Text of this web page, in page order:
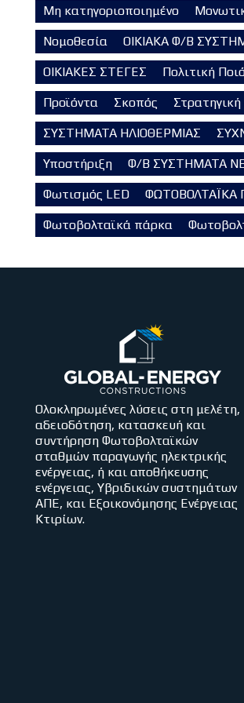
Μη κατηγοριοποιημένο
Νομοθεσία ΟΙΚΙΑΚΑ Φ/Β
ΟΙΚΙΑΚΕΣ ΣΤΕΓΕΣ Πολιτική
Προϊόντα Σκοπός
ΣΥΣΤΗΜΑΤΑ ΗΛΙΟΘΕΡΜΙΑΣ
Υποστήριξη Φ/Β ΣΥΣΤΗΜΑΤΑ
Φωτισμός LED ΦΩΤΟΒΟΛΤΑΪΚΑ
Φωτοβολταϊκά πάρκα
Ολοκληρωμένες λύσεις στη μελέτη,
αδειοδότηση, κατασκευή και
συντήρηση Φωτοβολταϊκών
σταθμών παραγωγής ηλεκτρικής
ενέργειας, ή και αποθήκευσης
ενέργειας, Υβριδικών συστημάτων
ΑΠΕ, και Εξοικονόμησης Ενέργειας
Κτιρίων.